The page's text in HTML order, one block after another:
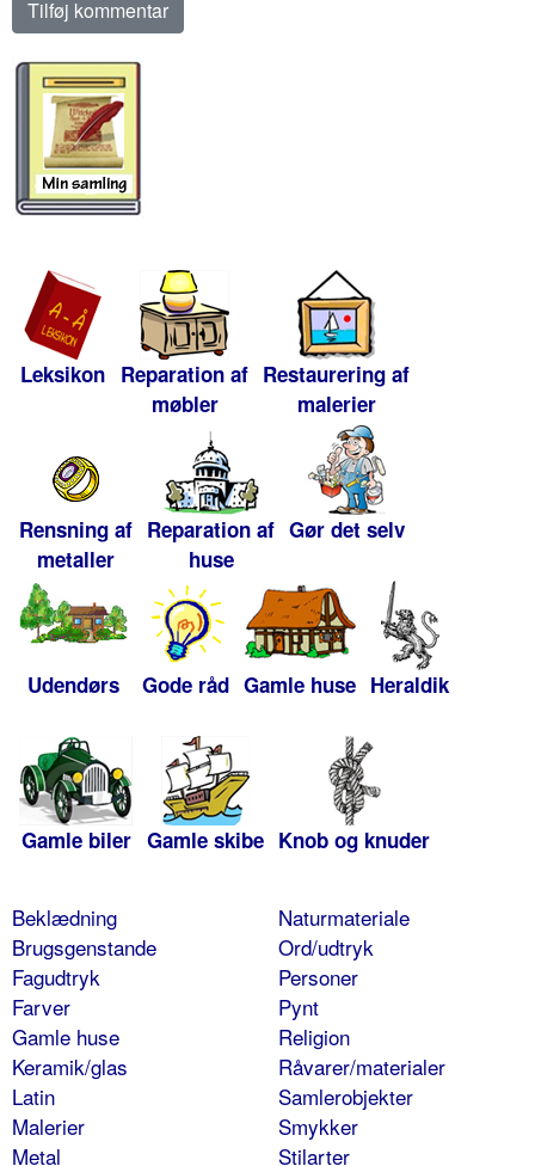
Leksikon Reparation af
møbler
Restaurering af
malerier
Rensning af
metaller
Reparation af
huse
Gør det selv
Udendørs Gode råd Gamle huse Heraldik
Gamle biler Gamle skibe Knob og knuder
Beklædning
Brugsgenstande
Fagudtryk
Farver
Gamle huse
Keramik/glas
Latin
Malerier
Metal
Naturmateriale
Ord/udtryk
Personer
Pynt
Religion
Råvarer/materialer
Samlerobjekter
Smykker
Stilarter